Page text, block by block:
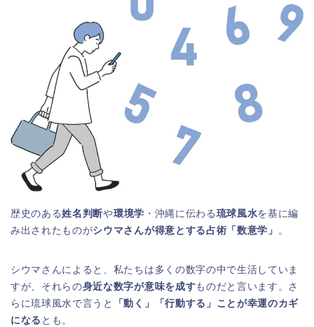
歴史のある姓名判断や環境学 ・沖縄に伝わる 琉球風水を基に編
み出されたものがシウマさんが得意とする占術「数意学」 。
シウマさんによると、私たちは多くの数字の中で生活していま
すが、それらの身近な数字が意味を成すものだと言います。さ
らに琉球風水で言うと
「動く」「行動する」ことが幸運のカギ
になる とも。